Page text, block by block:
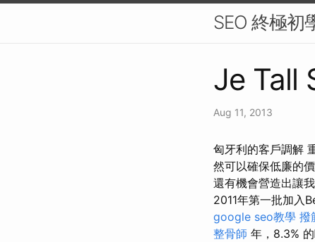
SEO 終極初
Je Tall
Aug 11, 2013
匈牙利的客戶調解
然可以確保低廉的價
還有機會營造出讓
2011年第一批加入
google seo教學 撥
整骨師 年，8.3%